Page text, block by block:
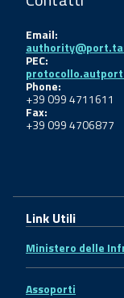
Email:
PEC:
Phone:
+39 099 4711611
Fax:
+39 099 4706877
Link Utili
Ministero delle
Assoporti